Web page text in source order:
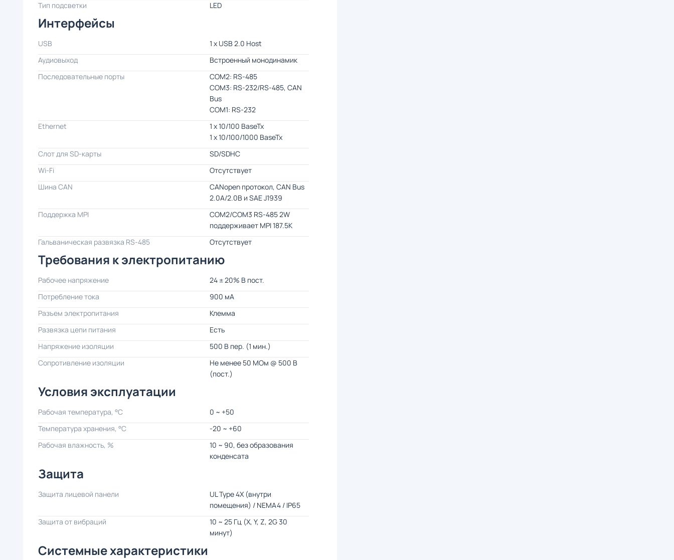
Тип подсветки
LED
Интерфейсы
USB
1 x USB 2.0 Host
Аудиовыход
Встроенный монодинамик
Последовательные порты
COM2: RS-485
COM3: RS-232/RS-485, CAN
Bus
COM1: RS-232
Ethernet
1 x 10/100 BaseTx
1 x 10/100/1000 BaseTx
Слот для SD-карты
SD/SDHC
Wi-Fi
Отсутствует
Шина CAN
CANopen протокол, CAN Bus
2.0A/2.0B и SAE J1939
Поддержка MPI
COM2/COM3 RS-485 2W
поддерживает MPI 187.5K
Гальваническая развязка RS-485
Отсутствует
Требования к электропитанию
Рабочее напряжение
24 ± 20% В пост.
Потребление тока
900 мА
Разъем электропитания
Клемма
Развязка цепи питания
Есть
Напряжение изоляции
500 В пер. (1 мин.)
Сопротивление изоляции
Не менее 50 МОм @ 500 В
(пост.)
Условия эксплуатации
Рабочая температура, °C
0 ~ +50
Температура хранения, °C
-20 ~ +60
Рабочая влажность, %
10 ~ 90, без образования
конденсата
Защита
Защита лицевой панели
UL Type 4X (внутри
помещения) / NEMA4 / IP65
Защита от вибраций
10 ~ 25 Гц (X, Y, Z, 2G 30
минут)
Системные характеристики